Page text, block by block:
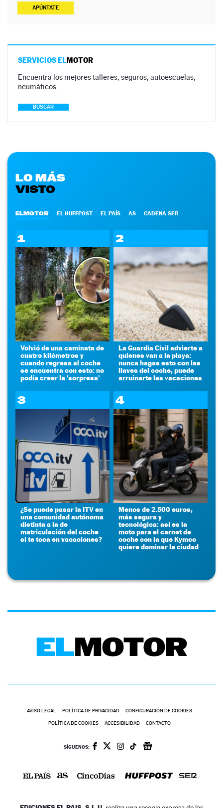
APÚNTATE
SERVICIOS ELMOTOR
Encuentra los mejores talleres, seguros, autoescuelas,
neumáticos…
BUSCAR
LO MÁS
VISTO
ELMOTOR EL HUFFPOST EL PAÍS AS CADENA SER
1
Volvió de una caminata de
cuatro kilómetros y
cuando regresa al coche
se encuentra con esto: no
podía creer la 'sorpresa'
2
La Guardia Civil advierte a
quienes van a la playa:
nunca hagas esto con las
llaves del coche, puede
arruinarte las vacaciones
3
¿Se puede pasar la ITV en
una comunidad autónoma
distinta a la de
matriculación del coche
si te toca en vacaciones?
4
Menos de 2.500 euros,
más segura y
tecnológica: así es la
moto para el carnet de
coche con la que Kymco
quiere dominar la ciudad
AVISO LEGAL POLÍTICA DE PRIVACIDAD CONFIGURACIÓN DE COOKIES
POLÍTICA DE COOKIES ACCESIBILIDAD CONTACTO
SÍGUENOS: